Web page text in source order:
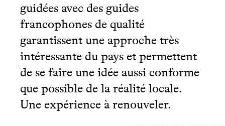
guidées avec des guides
francophones de qualité
garantissent une approche très
intéressante du pays et permettent
de se faire une idée aussi conforme
que possible de la réalité locale.
Une expérience à renouveler.